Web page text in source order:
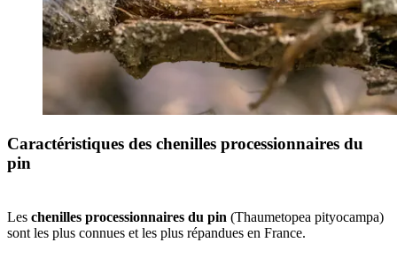
Caractéristiques des chenilles processionnaires du
pin
Les chenilles processionnaires du pin (Thaumetopea pityocampa)
sont les plus connues et les plus répandues en France.